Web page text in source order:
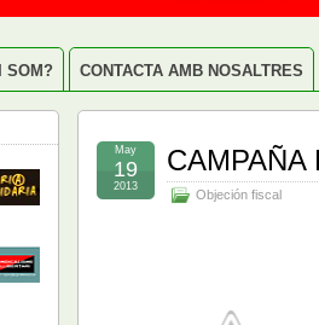
SOM? CONTACTA AMB NOSALTRES
CAMPAÑA
Objeción fiscal
May
19
2013